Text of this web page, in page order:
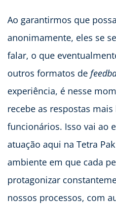
Ao garantirmos que
anonimamente, eles se
falar, o que
outros formatos de
experiência, é nesse
recebe as respostas
funcionários. Isso vai ao
atuação aqui na Tetra
ambiente em que cada
protagonizar
nossos processos, com